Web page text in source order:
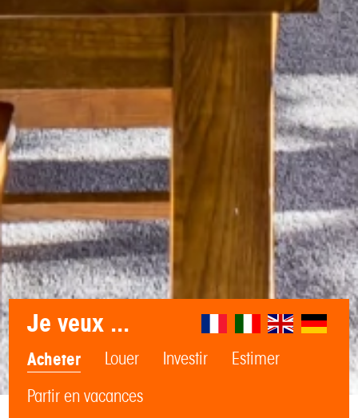
Je veux ...
Acheter Louer Investir
Estimer
Partir en vacances